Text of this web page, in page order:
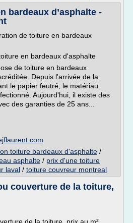
bardeaux d’asphalte -
de toiture en bardeaux
en bardeaux d'asphalte
de toiture en bardeaux
Depuis l'arrivée de la
le papier feutré, le matériau
Aujourd'hui, il existe des
des garanties de 25 ans...
toiture bardeaux d'asphalte /
asphalte / prix d'une toiture
laval / toiture couvreur montreal
couverture de la toiture,